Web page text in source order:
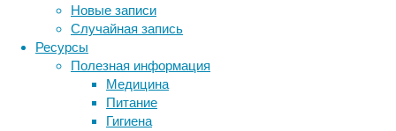
Новые записи
Случайная запись
Ресурсы
Полезная информация
Медицина
Питание
Гигиена